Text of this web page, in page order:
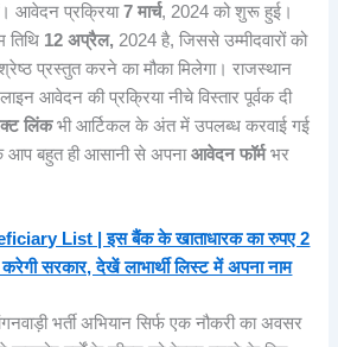
आवेदन प्रक्रिया7 मार्च, 2024 को शुरू हुई।
12 अप्रैल, 2024 है, जिससे उम्मीदवारों को
प्रस्तुत करने का मौका मिलेगा। राजस्थान
आवेदन की प्रक्रिया नीचे विस्तार पूर्वक दी
लिंकभी आर्टिकल के अंत में उपलब्ध करवाई गई
बहुत ही आसानी से अपनाआवेदन फॉर्मभर
List | इस बैंक के खाताधारक का रुपए 2
सरकार, देखें लाभार्थी लिस्ट में अपना नाम
भर्ती अभियान सिर्फ एक नौकरी का अवसर